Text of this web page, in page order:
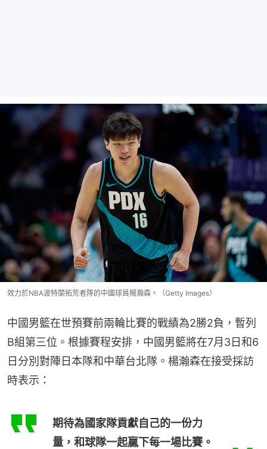
效力於NBA波特蘭拓荒者隊的中國球員楊瀚森。（Getty Images）
中國男籃在世預賽前兩輪比賽的戰績為2勝2負，暫列
B組第三位。根據賽程安排，中國男籃將在7月3日和6
日分別對陣日本隊和中華台北隊。楊瀚森在接受採訪
時表示：
期待為國家隊貢獻自己的一份力
量，和球隊一起贏下每一場比賽。